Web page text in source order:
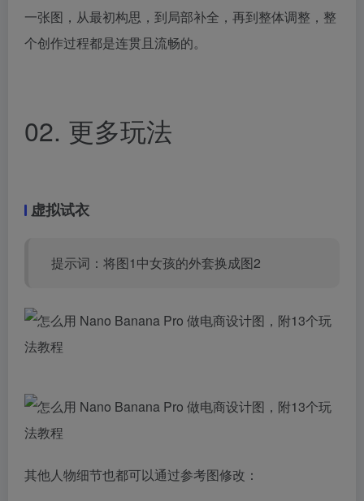
一张图，从最初构思，到局部补全，再到整体调整，整
个创作过程都是连贯且流畅的。
02. 更多玩法
虚拟试衣
提示词：将图1中女孩的外套换成图2
其他人物细节也都可以通过参考图修改：